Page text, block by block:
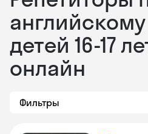
детей 16-17
онлайн
Фильтры